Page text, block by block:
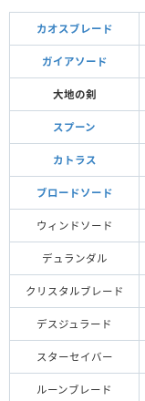
カオスブレード
ガイアソード
大地の剣
スプーン
カトラス
ブロードソード
ウィンドソード
デュランダル
クリスタルブレード
デスジュラード
スターセイバー
ルーンブレード